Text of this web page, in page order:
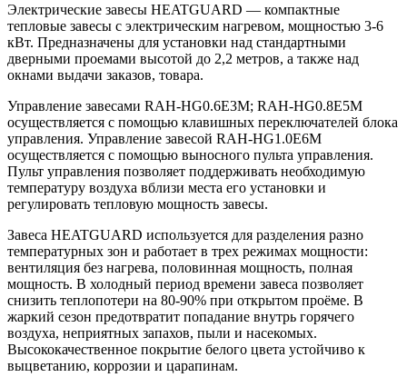
Электрические завесы HEATGUARD — компактные
тепловые завесы с электрическим нагревом, мощностью 3-6
кВт. Предназначены для установки над стандартными
дверными проемами высотой до 2,2 метров, а также над
окнами выдачи заказов, товара.
Управление завесами RAH-HG0.6E3M; RAH-HG0.8E5M
осуществляется с помощью клавишных переключателей блока
управления. Управление завесой RAH-HG1.0E6M
осуществляется с помощью выносного пульта управления.
Пульт управления позволяет поддерживать необходимую
температуру воздуха вблизи места его установки и
регулировать тепловую мощность завесы.
Завеса HEATGUARD используется для разделения разно
температурных зон и работает в трех режимах мощности:
вентиляция без нагрева, половинная мощность, полная
мощность. В холодный период времени завеса позволяет
снизить теплопотери на 80-90% при открытом проёме. В
жаркий сезон предотвратит попадание внутрь горячего
воздуха, неприятных запахов, пыли и насекомых.
Высококачественное покрытие белого цвета устойчиво к
выцветанию, коррозии и царапинам.